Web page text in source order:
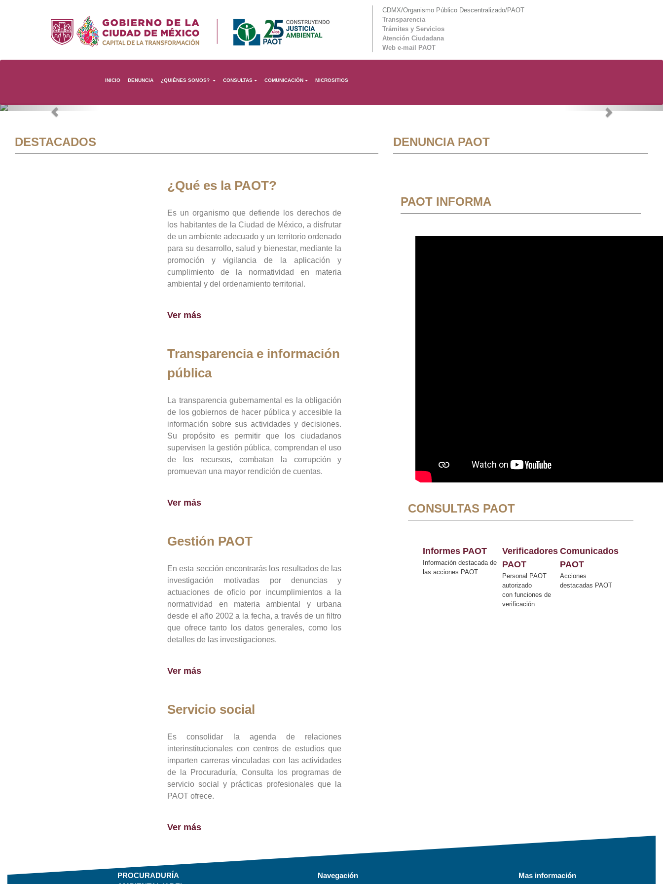
CDMX/Organismo Público Descentralizado/PAOT
Transparencia
Trámites y Servicios
Atención Ciudadana
Web e-mail PAOT
INICIO DENUNCIA ¿QUIÉNES SOMOS? CONSULTAS COMUNICACIÓN MICROSITIOS
Previous Next
DESTACADOS
¿Qué es la PAOT?
Es un organismo que defiende los derechos de
los habitantes de la Ciudad de México, a disfrutar
de un ambiente adecuado y un territorio ordenado
para su desarrollo, salud y bienestar, mediante la
promoción y vigilancia de la aplicación y
cumplimiento de la normatividad en materia
ambiental y del ordenamiento territorial.
Ver más
Transparencia e información
pública
La transparencia gubernamental es la obligación
de los gobiernos de hacer pública y accesible la
información sobre sus actividades y decisiones.
Su propósito es permitir que los ciudadanos
supervisen la gestión pública, comprendan el uso
de los recursos, combatan la corrupción y
promuevan una mayor rendición de cuentas.
Ver más
Gestión PAOT
En esta sección encontrarás los resultados de las
investigación motivadas por denuncias y
actuaciones de oficio por incumplimientos a la
normatividad en materia ambiental y urbana
desde el año 2002 a la fecha, a través de un filtro
que ofrece tanto los datos generales, como los
detalles de las investigaciones.
Ver más
Servicio social
Es consolidar la agenda de relaciones
interinstitucionales con centros de estudios que
imparten carreras vinculadas con las actividades
de la Procuraduría, Consulta los programas de
servicio social y prácticas profesionales que la
PAOT ofrece.
Ver más
DENUNCIA PAOT
PAOT INFORMA
CONSULTAS PAOT
Informes PAOT
Información destacada de
las acciones PAOT
Verificadores
PAOT
Personal PAOT
autorizado
con funciones de
verificación
Comunicados
PAOT
Acciones
destacadas PAOT
PROCURADURÍA
Navegación Mas información